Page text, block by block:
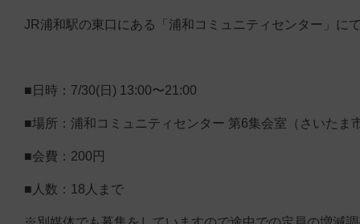
JR浦和駅の東口にある「浦和コミュニティセンター」に
■日時：7/30(日) 13:00〜21:00
■場所：浦和コミュニティセンター 第6集会室（さいたま
■会費：200円
■人数：18人まで